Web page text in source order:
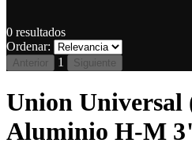
0 resultados
Ordenar:
Anterior 1 Siguiente
Union Universal
Aluminio H-M